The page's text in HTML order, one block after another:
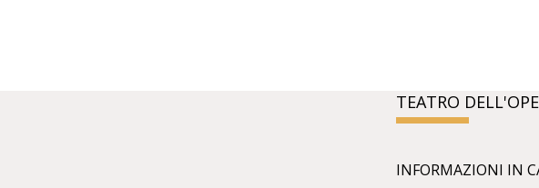
TEATRO
INFORMAZIONI IN